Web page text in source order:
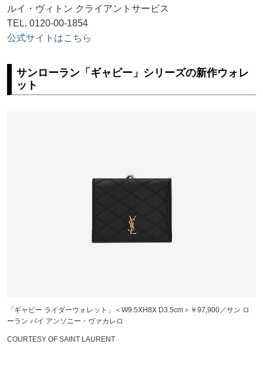
ルイ・ヴィトン クライアントサービス
TEL. 0120-00-1854
公式サイトはこちら
サンローラン「ギャビー」シリーズの新作ウォレ
ット
「ギャビー ライダーウォレット」＜W9.5XH8X D3.5cm＞￥97,900／サン ロ
ーラン バイ アンソニー・ヴァカレロ
COURTESY OF SAINT LAURENT